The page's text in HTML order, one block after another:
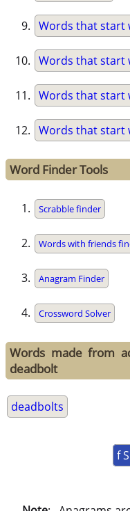
Words that start
Words that start
Words that start
Words that start
Word Finder Tools
Scrabble finder
Words with friends
Anagram Finder
Crossword Solver
Words made from
deadbolt
deadbolts
f